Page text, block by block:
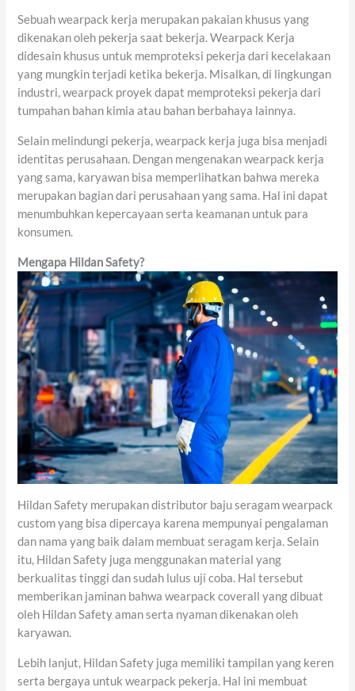
Sebuah wearpack kerja merupakan pakaian khusus yang
dikenakan oleh pekerja saat bekerja. Wearpack Kerja
didesain khusus untuk memproteksi pekerja dari kecelakaan
yang mungkin terjadi ketika bekerja. Misalkan, di lingkungan
industri, wearpack proyek dapat memproteksi pekerja dari
tumpahan bahan kimia atau bahan berbahaya lainnya.
Selain melindungi pekerja, wearpack kerja juga bisa menjadi
identitas perusahaan. Dengan mengenakan wearpack kerja
yang sama, karyawan bisa memperlihatkan bahwa mereka
merupakan bagian dari perusahaan yang sama. Hal ini dapat
menumbuhkan kepercayaan serta keamanan untuk para
konsumen.
Mengapa Hildan Safety?
Hildan Safety merupakan distributor baju seragam wearpack
custom yang bisa dipercaya karena mempunyai pengalaman
dan nama yang baik dalam membuat seragam kerja. Selain
itu, Hildan Safety juga menggunakan material yang
berkualitas tinggi dan sudah lulus uji coba. Hal tersebut
memberikan jaminan bahwa wearpack coverall yang dibuat
oleh Hildan Safety aman serta nyaman dikenakan oleh
karyawan.
Lebih lanjut, Hildan Safety juga memiliki tampilan yang keren
serta bergaya untuk wearpack pekerja. Hal ini membuat